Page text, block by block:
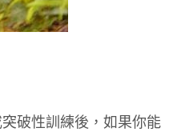
破性訓練後，如果你能